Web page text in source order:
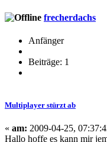
frecherdachs
Anfänger
Beiträge: 1
Multiplayer stürzt ab
« am: 2009-04-25,
Hallo hoffe es kann mir